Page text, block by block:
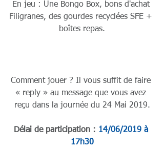
En jeu : Une Bongo Box, bons d'achat
Filigranes, des gourdes recyclées SFE +
boîtes repas.
Comment jouer ? Il vous suffit de faire
« reply » au message que vous avez
reçu dans la journée du 24 Mai 2019.
Délai de participation : 14/06/2019 à
17h30